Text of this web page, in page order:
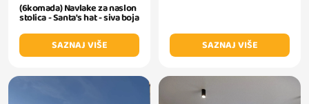
(6komada) Navlake za naslon
stolica - Santa's hat - siva boja
SAZNAJ VIŠE
SAZNAJ VIŠE